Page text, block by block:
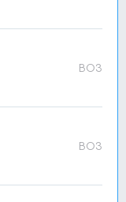
BO3
BO3